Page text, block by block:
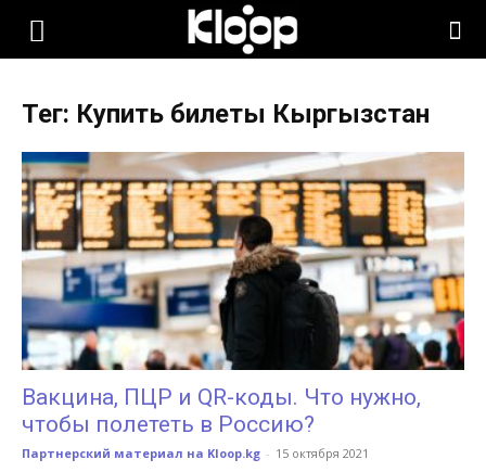
KLOOP.KG
Новости
Кыргызстана
Тег: Купить билеты Кыргызстан
Вакцина, ПЦР и QR-коды. Что нужно,
чтобы полететь в Россию?
Партнерский материал на Kloop.kg - 15 октября 2021